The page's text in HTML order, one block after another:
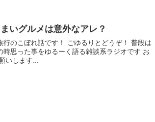
いグルメは意外なアレ？
のこぼれ話です！ ごゆるりとどうぞ！ 普段は
思った事をゆるーく語る雑談系ラジオです お
いします...